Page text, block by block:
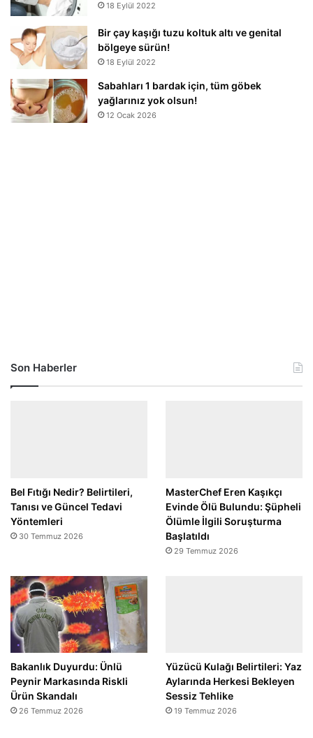
18 Eylül 2022
Bir çay kaşığı tuzu koltuk altı ve genital
bölgeye sürün!
18 Eylül 2022
Sabahları 1 bardak için, tüm göbek
yağlarınız yok olsun!
12 Ocak 2026
Son Haberler
Bel Fıtığı Nedir? Belirtileri,
Tanısı ve Güncel Tedavi
Yöntemleri
30 Temmuz 2026
MasterChef Eren Kaşıkçı
Evinde Ölü Bulundu: Şüpheli
Ölümle İlgili Soruşturma
Başlatıldı
29 Temmuz 2026
Bakanlık Duyurdu: Ünlü
Peynir Markasında Riskli
Ürün Skandalı
26 Temmuz 2026
Yüzücü Kulağı Belirtileri: Yaz
Aylarında Herkesi Bekleyen
Sessiz Tehlike
19 Temmuz 2026